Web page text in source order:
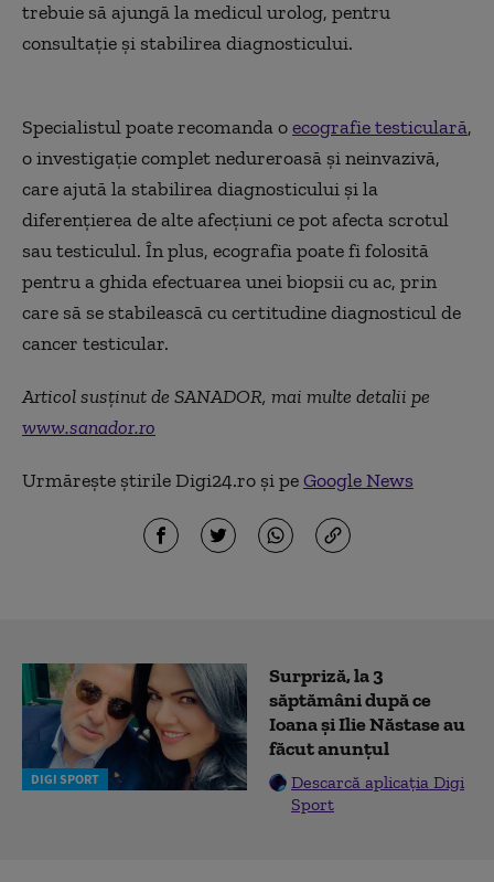
trebuie să ajungă la medicul urolog, pentru
consultație și stabilirea diagnosticului.
Specialistul poate recomanda oecografie testiculară,
o investigație complet nedureroasă și neinvazivă,
care ajută la stabilirea diagnosticului și la
diferențierea de alte afecțiuni ce pot afecta scrotul
sau testiculul. În plus, ecografia poate fi folosită
pentru a ghida efectuarea unei biopsii cu ac, prin
care să se stabilească cu certitudine diagnosticul de
cancer testicular.
Articol susținut de SANADOR, mai multe detalii pe
www.sanador.ro
Urmărește știrile Digi24.ro și peGoogle News
DIGI SPORT
Surpriză, la 3
săptămâni după ce
Ioana și Ilie Năstase au
făcut anunțul
Descarcă aplicația Digi
Sport